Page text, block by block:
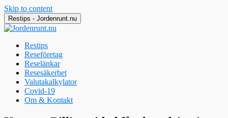
Skip to content
Restips - Jordenrunt.nu
Restips
Reseföretag
Reselänkar
Resesäkerhet
Valutakalkylator
Covid-19
Om & Kontakt